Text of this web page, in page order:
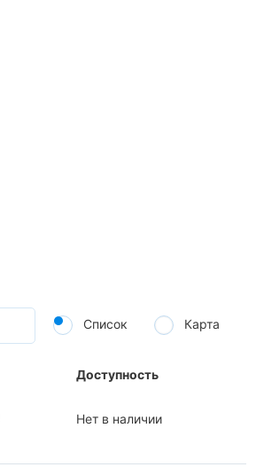
Список Карта
Доступность
Нет в наличии